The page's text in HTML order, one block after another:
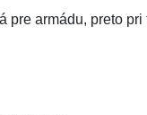
armádu, preto